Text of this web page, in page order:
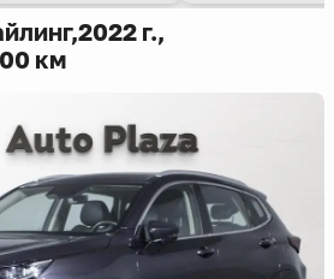
2022 г.,
км